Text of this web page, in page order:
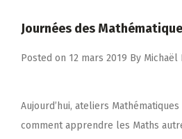
Journées des
Posted on 12 mars 2019 By Michaël
Aujourd’hui, ateliers
comment apprendre les Maths